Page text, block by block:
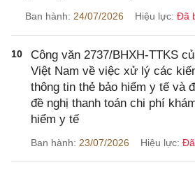
Ban hành: 24/07/2026 Hiệu lực: Đã
10
Công văn 2737/BHXH-TTKS
Việt Nam về việc xử lý các
thông tin thẻ bảo hiểm y tế và
đề nghị thanh toán chi phí
hiểm y tế
Ban hành: 23/07/2026 Hiệu lực: